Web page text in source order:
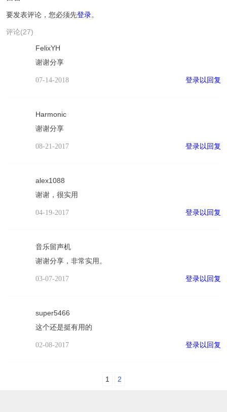
要发表评论，您必须先登录。
评论(27)
FelixYH
谢谢分享
07-14-2018 登录以回复
Harmonic
谢谢分享
08-21-2017 登录以回复
alex1088
谢谢，很实用
04-19-2017 登录以回复
音乐留声机
谢谢分享，非常实用。
03-07-2017 登录以回复
super5466
这个还是挺有用的
02-08-2017 登录以回复
1 2